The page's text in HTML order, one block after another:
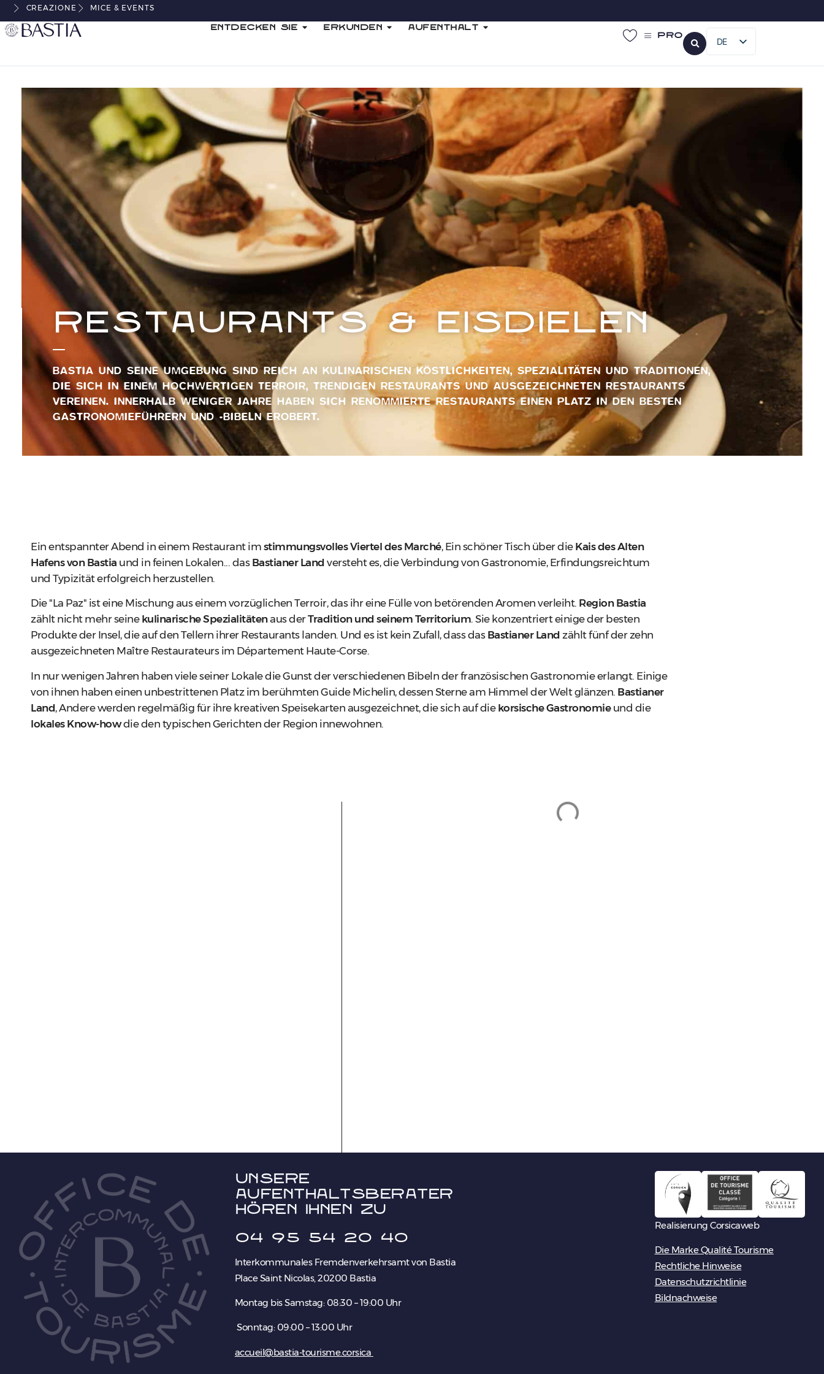
CREAZIONE MICE & EVENTS
Entdecken Sie Erkunden Aufenthalt
Pro
DE
RESTAURANTS & EISDIELEN
BASTIA UND SEINE UMGEBUNG SIND REICH AN KULINARISCHEN KÖSTLICHKEITEN, SPEZIALITÄTEN UND TRADITIONEN,
DIE SICH IN EINEM HOCHWERTIGEN TERROIR, TRENDIGEN RESTAURANTS UND AUSGEZEICHNETEN RESTAURANTS
VEREINEN. INNERHALB WENIGER JAHRE HABEN SICH RENOMMIERTE RESTAURANTS EINEN PLATZ IN DEN BESTEN
GASTRONOMIEFÜHRERN UND -BIBELN EROBERT.
Ein entspannter Abend in einem Restaurant im stimmungsvolles Viertel des Marché, Ein schöner Tisch über die Kais des Alten
Hafens von Bastia und in feinen Lokalen... das Bastianer Land versteht es, die Verbindung von Gastronomie, Erfindungsreichtum
und Typizität erfolgreich herzustellen.
Die "La Paz" ist eine Mischung aus einem vorzüglichen Terroir, das ihr eine Fülle von betörenden Aromen verleiht. Region Bastia
zählt nicht mehr seine kulinarische Spezialitätenaus derTradition und seinem Territorium. Sie konzentriert einige der besten
Produkte der Insel, die auf den Tellern ihrer Restaurants landen. Und es ist kein Zufall, dass das Bastianer Land zählt fünf der zehn
ausgezeichneten Maître Restaurateurs im Département Haute-Corse.
In nur wenigen Jahren haben viele seiner Lokale die Gunst der verschiedenen Bibeln der französischen Gastronomie erlangt. Einige
von ihnen haben einen unbestrittenen Platz im berühmten Guide Michelin, dessen Sterne am Himmel der Welt glänzen. Bastianer
Land, Andere werden regelmäßig für ihre kreativen Speisekarten ausgezeichnet, die sich auf die korsische Gastronomieund die
lokales Know-howdie den typischen Gerichten der Region innewohnen.
Unsere
Aufenthaltsberater
hören Ihnen zu
04 95 54 20 40
Interkommunales Fremdenverkehrsamt von Bastia
Place Saint Nicolas, 20200 Bastia
Montag bis Samstag: 08:30 – 19:00 Uhr
Sonntag: 09:00 – 13:00 Uhr
accueil@bastia-tourisme.corsica
Realisierung Corsicaweb
Die Marke Qualité Tourisme
Rechtliche Hinweise
Datenschutzrichtlinie
Bildnachweise